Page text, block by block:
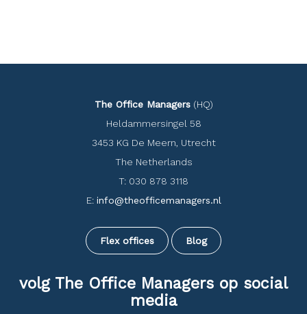
The Office Managers(HQ)
Heldammersingel 58
3453 KG De Meern, Utrecht
The Netherlands
T: 030 878 3118
E: info@theofficemanagers.nl
Flex offices Blog
volg The Office Managers op social
media